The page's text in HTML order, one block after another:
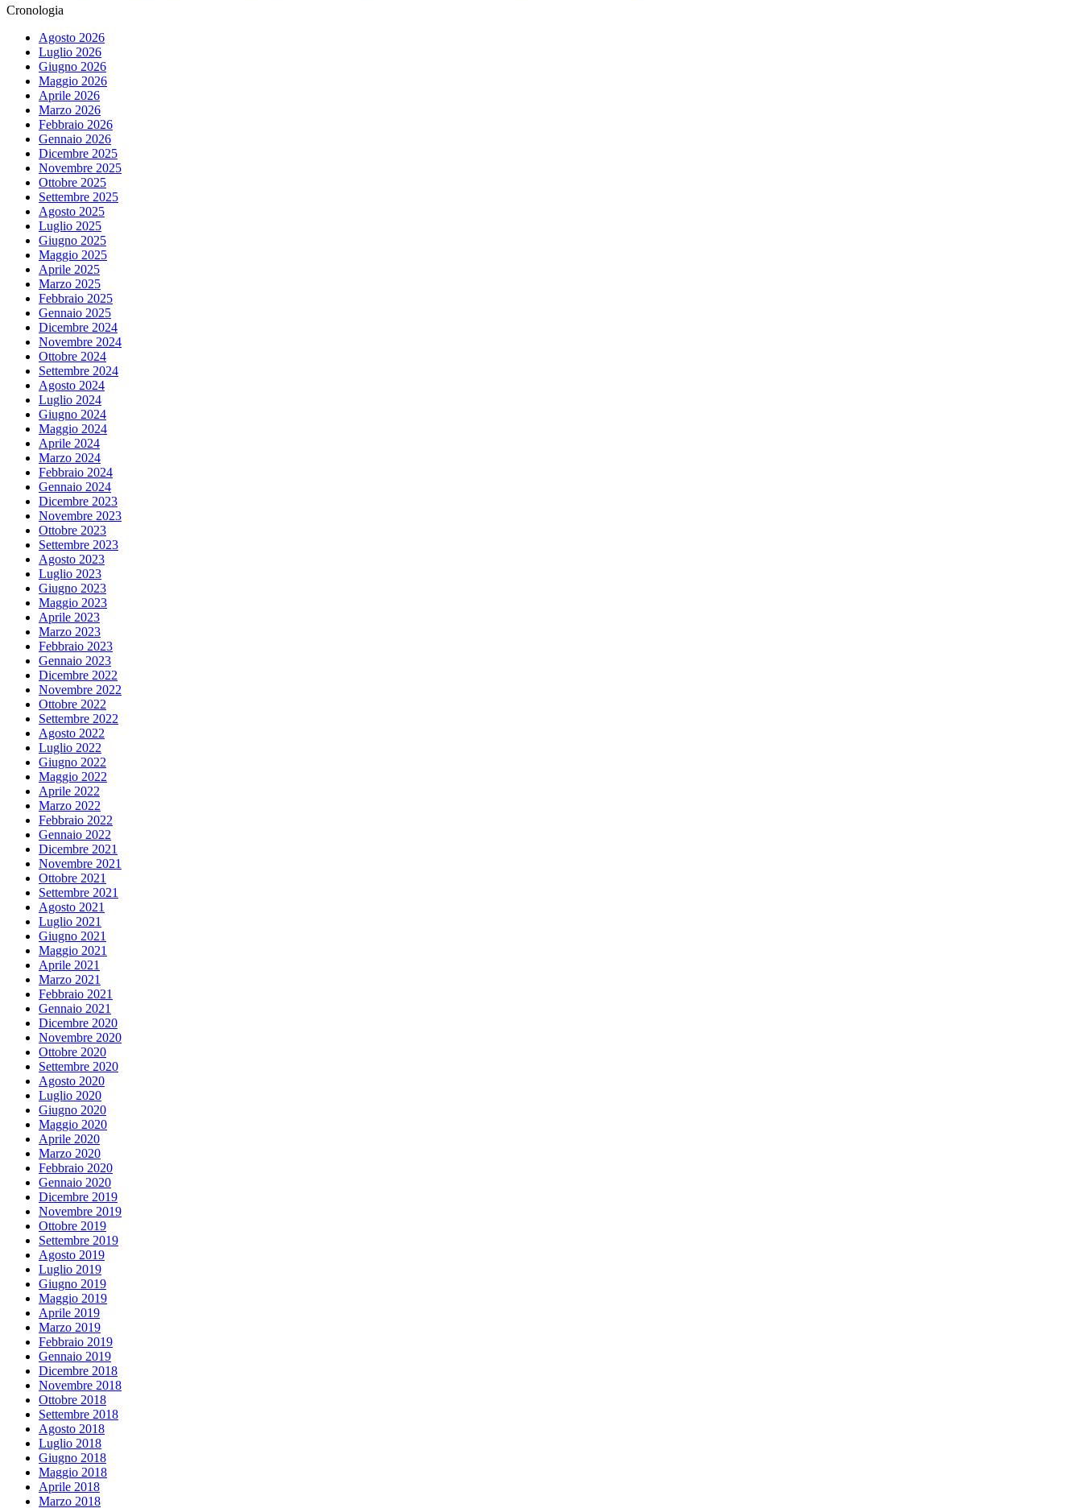
Cronologia
Agosto 2026
Luglio 2026
Giugno 2026
Maggio 2026
Aprile 2026
Marzo 2026
Febbraio 2026
Gennaio 2026
Dicembre 2025
Novembre 2025
Ottobre 2025
Settembre 2025
Agosto 2025
Luglio 2025
Giugno 2025
Maggio 2025
Aprile 2025
Marzo 2025
Febbraio 2025
Gennaio 2025
Dicembre 2024
Novembre 2024
Ottobre 2024
Settembre 2024
Agosto 2024
Luglio 2024
Giugno 2024
Maggio 2024
Aprile 2024
Marzo 2024
Febbraio 2024
Gennaio 2024
Dicembre 2023
Novembre 2023
Ottobre 2023
Settembre 2023
Agosto 2023
Luglio 2023
Giugno 2023
Maggio 2023
Aprile 2023
Marzo 2023
Febbraio 2023
Gennaio 2023
Dicembre 2022
Novembre 2022
Ottobre 2022
Settembre 2022
Agosto 2022
Luglio 2022
Giugno 2022
Maggio 2022
Aprile 2022
Marzo 2022
Febbraio 2022
Gennaio 2022
Dicembre 2021
Novembre 2021
Ottobre 2021
Settembre 2021
Agosto 2021
Luglio 2021
Giugno 2021
Maggio 2021
Aprile 2021
Marzo 2021
Febbraio 2021
Gennaio 2021
Dicembre 2020
Novembre 2020
Ottobre 2020
Settembre 2020
Agosto 2020
Luglio 2020
Giugno 2020
Maggio 2020
Aprile 2020
Marzo 2020
Febbraio 2020
Gennaio 2020
Dicembre 2019
Novembre 2019
Ottobre 2019
Settembre 2019
Agosto 2019
Luglio 2019
Giugno 2019
Maggio 2019
Aprile 2019
Marzo 2019
Febbraio 2019
Gennaio 2019
Dicembre 2018
Novembre 2018
Ottobre 2018
Settembre 2018
Agosto 2018
Luglio 2018
Giugno 2018
Maggio 2018
Aprile 2018
Marzo 2018